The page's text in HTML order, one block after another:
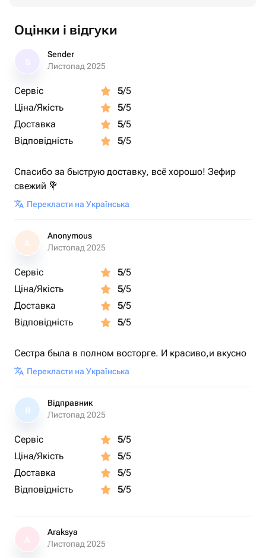
и символ любви и заботы.
Порадуйте себя и близких особенным угощением от
Little Sweet Chef!
Оцінки і відгуки
Sender
Листопад 2025
Сервіс 5/5
Ціна/Якість
5/5
Доставка
5/5
Відповідність
5/5
Спасибо за быструю доставку, всё хорошо! Зефир
свежий 💐
Перекласти на Українська
A
Anonymous
Листопад 2025
Сервіс 5/5
Ціна/Якість
5/5
Доставка
5/5
Відповідність
5/5
Сестра была в полном восторге. И красиво,и вкусно
Перекласти на Українська
В
Відправник
Листопад 2025
Сервіс 5/5
Ціна/Якість
5/5
Доставка
5/5
Відповідність
5/5
Araksya
Листопад 2025